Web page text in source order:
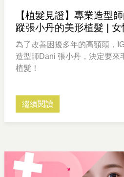
【植髮見證】專業造型
蹤張小丹的美形植髮 |
額頭
為了改善困擾多年的高額頭，
造型師Dani 張小丹，決定要來
植髮！
繼續閱讀